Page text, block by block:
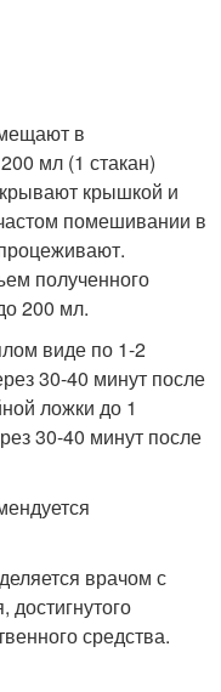
в
мл (1 стакан)
крышкой и
помешивании в
полученного
200 мл.
виде по 1-2
30-40 минут после
ложки до 1
30-40 минут после
врачом с
достигнутого
средства.